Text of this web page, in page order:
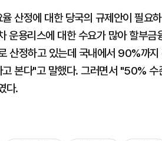
산정에 대한 당국의 규제안이 필요
운용리스에 대한 수요가 많아 할부
산정하고 있는데 국내에서 90%까지
본다"고 말했다. 그러면서 "50%
다.